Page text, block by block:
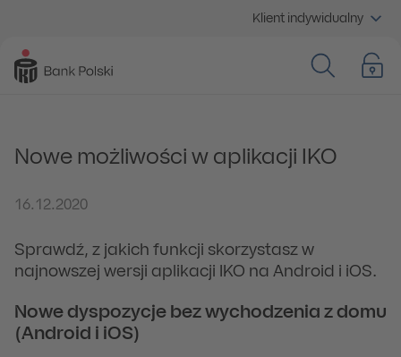
Klient indywidualny
Nowe możliwości w aplikacji IKO
16.12.2020
Sprawdź, z jakich funkcji skorzystasz w
najnowszej wersji aplikacji IKO na Android i iOS.
Nowe dyspozycje bez wychodzenia z domu
(Android i iOS)